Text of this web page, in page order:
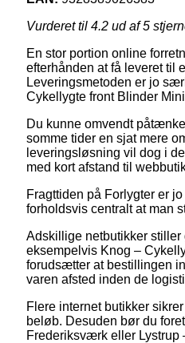
Vurderet til 4.2 ud af 5
En stor portion online
efterhånden at få leveret til
Leveringsmetoden er jo
Cykellygte front Blinder
Du kunne omvendt
somme tider en sjat mere
leveringsløsning vil dog i
med kort afstand til
Fragttiden på Forlygter er
forholdsvis centralt at man
Adskillige netbutikker stiller
eksempelvis Knog –
forudsætter at bestillingen
varen afsted inden de
Flere internet butikker
beløb. Desuden bør du
Frederiksværk eller Lystrup